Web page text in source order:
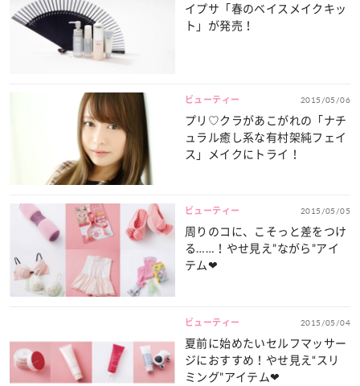
イプサ「春のベイスメイクキッ
ト」が発売！
ビューティー 2015/05/06
プリ♡クラがあこがれの「ナチ
ュラル癒し系な有村架純フェイ
ス」メイクにトライ！
ビューティー 2015/05/05
周りのコに、こそっと差をつけ
る……！やせ見え”ながら”アイ
テム❤
ビューティー 2015/05/04
夏前に始めたいセルフマッサー
ジにおすすめ！やせ見え“スリ
ミング”アイテム❤